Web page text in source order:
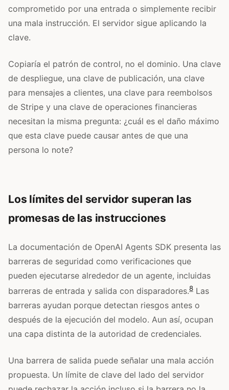
comprometido por una entrada o simplemente recibir
una mala instrucción. El servidor sigue aplicando la
clave.
Copiaría el patrón de control, no el dominio. Una clave
de despliegue, una clave de publicación, una clave
para mensajes a clientes, una clave para reembolsos
de Stripe y una clave de operaciones financieras
necesitan la misma pregunta: ¿cuál es el daño máximo
que esta clave puede causar antes de que una
persona lo note?
Los límites del servidor superan las
promesas de las instrucciones
La documentación de OpenAI Agents SDK presenta las
barreras de seguridad como verificaciones que
pueden ejecutarse alrededor de un agente, incluidas
barreras de entrada y salida con disparadores.8 Las
barreras ayudan porque detectan riesgos antes o
después de la ejecución del modelo. Aun así, ocupan
una capa distinta de la autoridad de credenciales.
Una barrera de salida puede señalar una mala acción
propuesta. Un límite de clave del lado del servidor